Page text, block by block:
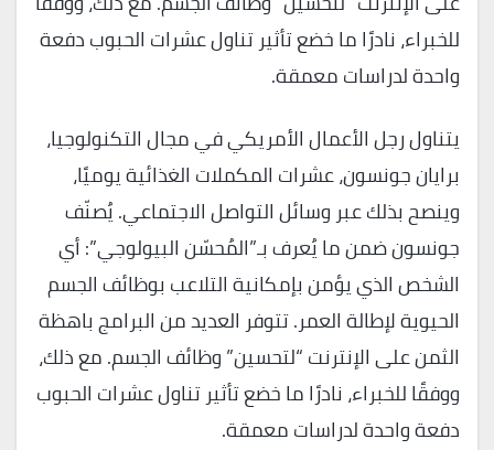
للخبراء، نادرًا ما خضع تأثير تناول عشرات الحبوب دفعة
واحدة لدراسات معمقة.
يتناول رجل الأعمال الأمريكي في مجال التكنولوجيا،
برايان جونسون، عشرات المكملات الغذائية يوميًا،
وينصح بذلك عبر وسائل التواصل الاجتماعي. يُصنّف
جونسون ضمن ما يُعرف بـ”المُحسّن البيولوجي”: أي
الشخص الذي يؤمن بإمكانية التلاعب بوظائف الجسم
الحيوية لإطالة العمر. تتوفر العديد من البرامج باهظة
الثمن على الإنترنت “لتحسين” وظائف الجسم. مع ذلك،
ووفقًا للخبراء، نادرًا ما خضع تأثير تناول عشرات الحبوب
دفعة واحدة لدراسات معمقة.